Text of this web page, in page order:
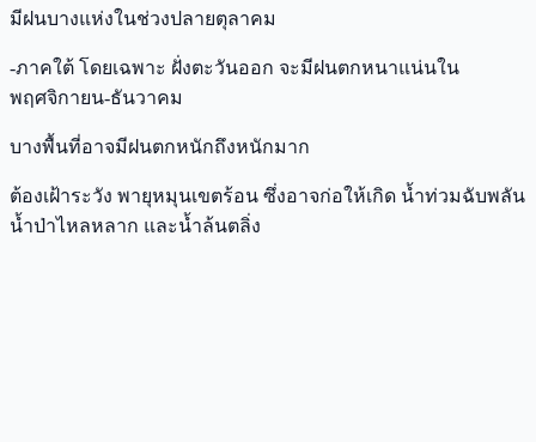
มีฝนบางแห่งในช่วงปลายตุลาคม
-ภาคใต้ โดยเฉพาะ ฝั่งตะวันออก จะมีฝนตกหนาแน่นใน
พฤศจิกายน-ธันวาคม
บางพื้นที่อาจมีฝนตกหนักถึงหนักมาก
ต้องเฝ้าระวัง พายุหมุนเขตร้อน ซึ่งอาจก่อให้เกิด น้ำท่วมฉับพลัน
น้ำป่าไหลหลาก และน้ำล้นตลิ่ง